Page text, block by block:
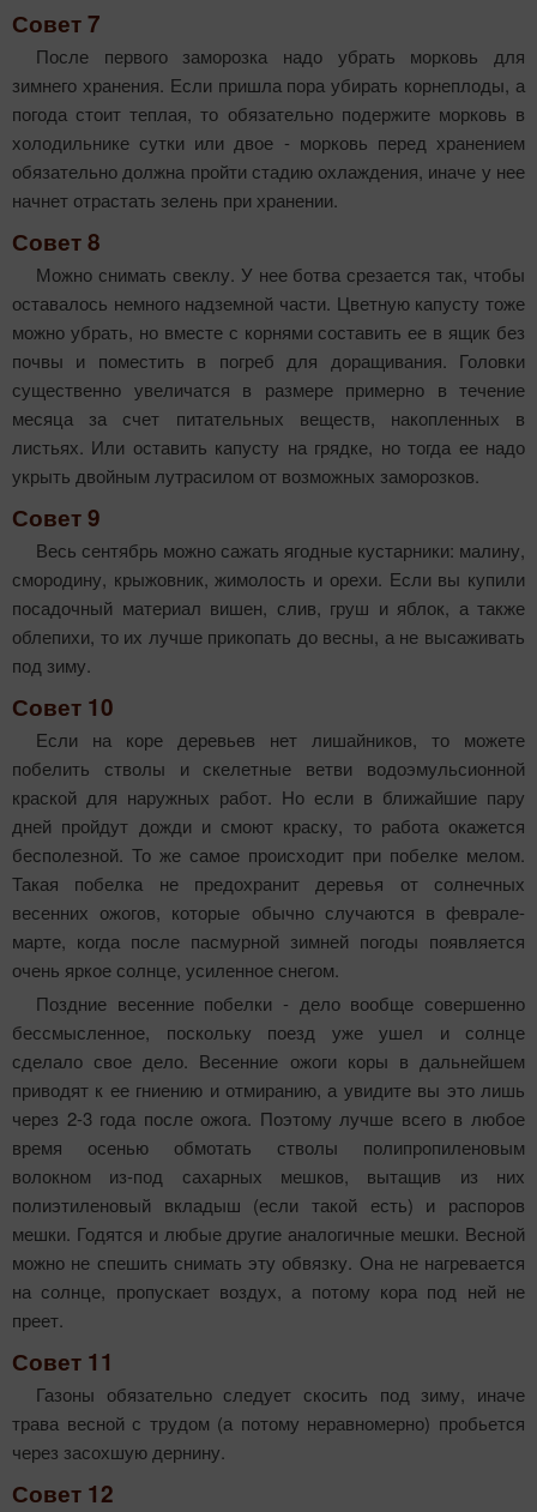
Совет 7
После первого заморозка надо убрать мор­ковь для
зимнего хранения. Если пришла пора убирать корнеплоды, а
погода стоит теплая, то обязательно подержите морковь в
холодильнике сутки или двое - морковь перед хранением
обязательно должна пройти стадию охлаждения, иначе у нее
начнет отрастать зелень при хранении.
Совет 8
Можно снимать свеклу. У нее ботва срезается так, чтобы
оставалось немного надземной части. Цветную капусту тоже
можно убрать, но вместе с корнями составить ее в ящик без
почвы и поместить в погреб для доращивания. Головки
существенно увеличатся в размере примерно в течение
месяца за счет питательных веществ, накопленных в
листьях. Или оставить капусту на грядке, но тогда ее надо
укрыть двойным лутрасилом от возможных заморозков.
Совет 9
Весь сентябрь можно сажать ягодные кустарники: малину,
смородину, крыжовник, жимолость и орехи. Если вы купили
посадочный материал вишен, слив, груш и яблок, а также
облепихи, то их лучше прикопать до весны, а не высаживать
под зиму.
Совет 10
Если на коре деревьев нет лишайников, то можете
побелить стволы и скелетные ветви водоэмульсионной
краской для наружных работ. Но если в ближайшие пару
дней пройдут дожди и смоют краску, то работа окажется
бесполезной. То же самое происходит при побелке мелом.
Такая побелка не предохранит деревья от сол­нечных
весенних ожогов, которые обычно случаются в феврале-
марте, когда после пасмурной зимней погоды появляется
очень яркое солнце, усиленное снегом.
Поздние весенние побелки - дело вообще совершенно
бессмысленное, поскольку поезд уже ушел и солнце
сделало свое дело. Весенние ожоги коры в дальнейшем
приводят к ее гниению и отмиранию, а увидите вы это лишь
через 2-3 года после ожога. Поэтому лучше всего в любое
время осенью обмотать стволы полипропиленовым
волокном из-под сахарных мешков, вытащив из них
полиэтиленовый вкладыш (если такой есть) и распоров
мешки. Годятся и любые другие аналогичные мешки. Весной
можно не спешить снимать эту обвязку. Она не нагревается
на солнце, пропускает воздух, а потому кора под ней не
преет.
Совет 11
Газоны обязательно следует скосить под зиму, иначе
трава весной с трудом (а потому неравномерно) пробьется
через засохшую дернину.
Совет 12